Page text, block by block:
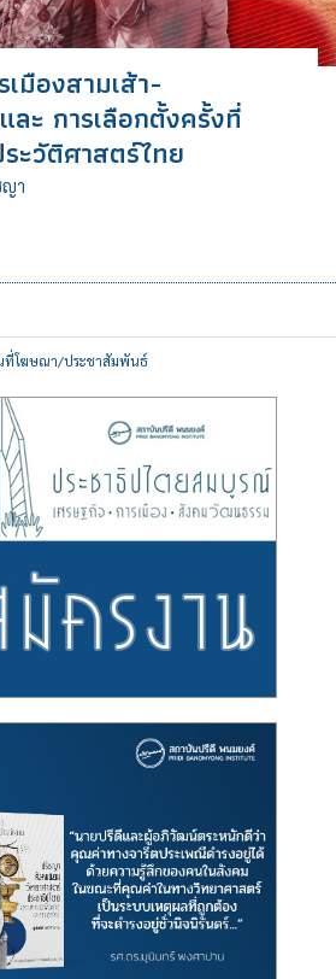
มืองสามเส้า-
ละ การเลือกตั้งครั้งที่
ะวัติศาสตร์ไทย
า
โฆษณา/ประชาสัมพันธ์